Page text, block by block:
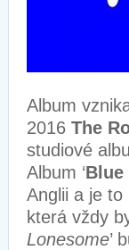
Album
2016 The
studiové
Album ‘Blue
Anglii a je
která vždy
Lonesome’